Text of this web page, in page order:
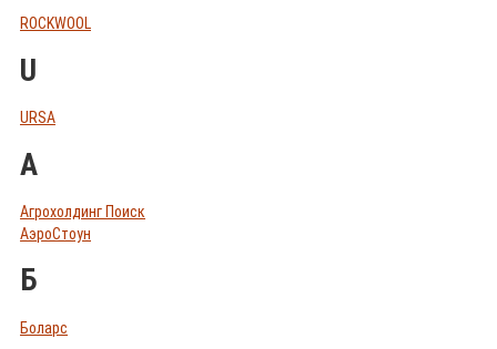
ROCKWOOL
U
URSA
А
Агрохолдинг Поиск
АэроСтоун
Б
Боларс